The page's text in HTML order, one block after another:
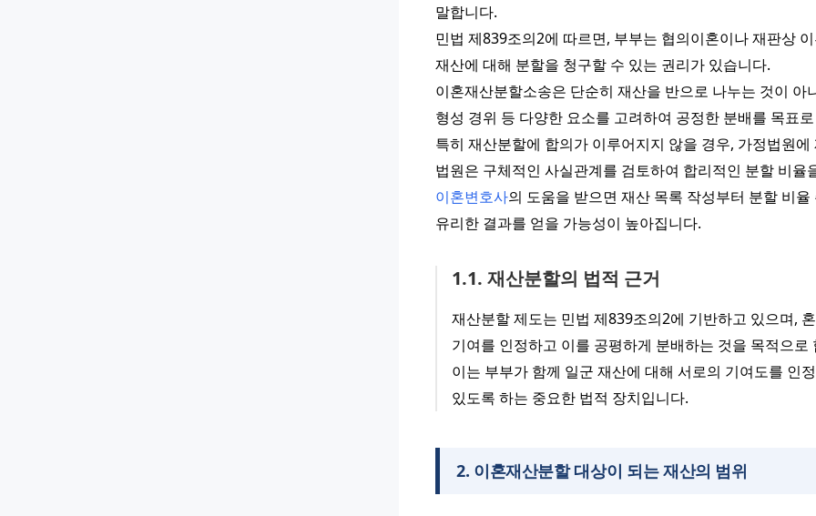
말합니다.
민법 제839조의2에 따르면, 부부는 협의이혼이나 재판상
재산에 대해 분할을 청구할 수 있는 권리가 있습니다.
이혼재산분할소송은 단순히 재산을 반으로 나누는 것이 아
형성 경위 등 다양한 요소를 고려하여 공정한 분배를 목표
특히 재산분할에 합의가 이루어지지 않을 경우, 가정법원
법원은 구체적인 사실관계를 검토하여 합리적인 분할 비율
이혼변호사의 도움을 받으면 재산 목록 작성부터 분할 비
유리한 결과를 얻을 가능성이 높아집니다.
1.1. 재산분할의 법적 근거
재산분할 제도는 민법 제839조의2에 기반하고 있으며,
기여를 인정하고 이를 공평하게 분배하는 것을 목적으로
이는 부부가 함께 일군 재산에 대해 서로의 기여도를 인
있도록 하는 중요한 법적 장치입니다.
2. 이혼재산분할 대상이 되는 재산의 범위